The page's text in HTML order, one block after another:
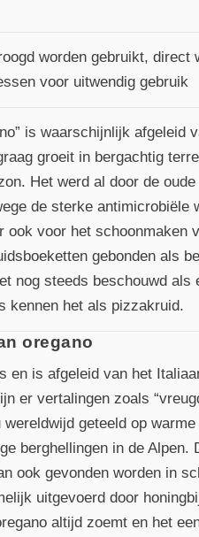
worden gebruikt,
voor uitwendig gebruik
is waarschijnlijk afgeleid
groeit in bergachtig
Het werd al door de
de sterke
ook voor het schoonmaken
gebonden als
nog steeds beschouwd
kennen het als pizzakruid.
oregano
en is afgeleid van het
er vertalingen zoals
geteeld op
berghellingen in de
ook gevonden worden in
uitgevoerd door
altijd zoemt en het